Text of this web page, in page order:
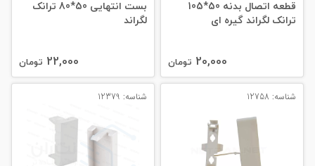
قطعه اتصال بدنه 50*105
ترانک لگراند گیره ای
20,000 تومان
بست انتهایی 50*80 ترانک
لگراند
22,000 تومان
شناسه: 12758 شناسه: 12379